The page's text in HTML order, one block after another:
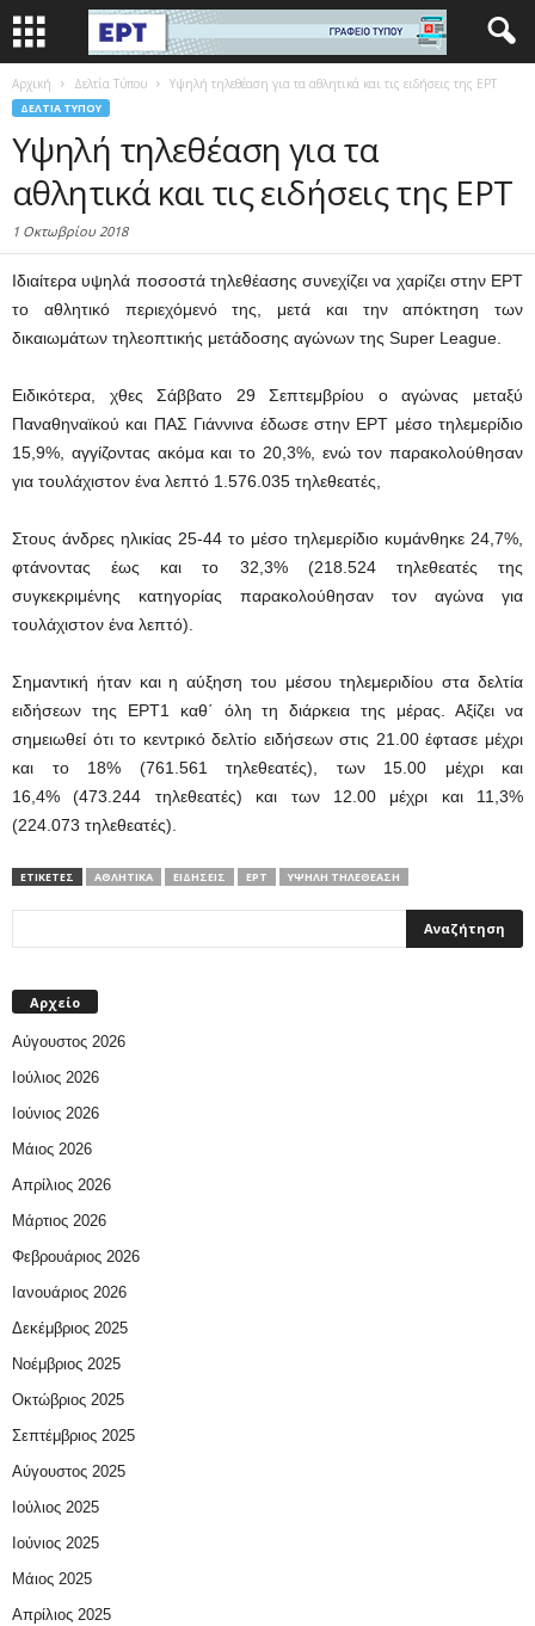
Αρχική Δελτία Τύπου Υψηλή τηλεθέαση για τα αθλητικά και τις ειδήσεις της ΕΡΤ
ΔΕΛΤΊΑ ΤΎΠΟΥ
Υψηλή τηλεθέαση για τα
αθλητικά και τις ειδήσεις της ΕΡΤ
1 Οκτωβρίου 2018
Ιδιαίτερα υψηλά ποσοστά τηλεθέασης συνεχίζει να χαρίζει στην ΕΡΤ
το αθλητικό περιεχόμενό της, μετά και την απόκτηση των
δικαιωμάτων τηλεοπτικής μετάδοσης αγώνων της Super League
Ειδικότερα, χθες Σάββατο 29 Σεπτεμβρίου ο αγώνας μεταξύ
Παναθηναϊκού και ΠΑΣ Γιάννινα έδωσε στην ΕΡΤ μέσο τηλεμερίδιο
15,9%, αγγίζοντας ακόμα και το 20,3%, ενώ τον παρακολούθησαν
για τουλάχιστον ένα λεπτό 1.576.035 τηλεθεατές,
Στους άνδρες ηλικίας 25-44 το μέσο τηλεμερίδιο κυμάνθηκε 24,7%,
φτάνοντας έως και το 32,3% (218.524 τηλεθεατές της
συγκεκριμένης κατηγορίας παρακολούθησαν τον αγώνα για
τουλάχιστον ένα λεπτό).
Σημαντική ήταν και η αύξηση του μέσου τηλεμεριδίου στα δελτία
ειδήσεων της ΕΡΤ1 καθ΄ όλη τη διάρκεια της μέρας. Αξίζει να
σημειωθεί ότι το κεντρικό δελτίο ειδήσεων στις 21.00 έφτασε μέχρι
και το 18% (761.561 τηλεθεατές), των 15.00 μέχρι και
16,4% (473.244 τηλεθεατές) και των 12.00 μέχρι και 11,3%
(224.073 τηλεθεατές).
ΕΤΙΚΕΤΕΣ ΑΘΛΗΤΙΚΆ ΕΙΔΗΣΕΙΣ ΕΡΤ ΥΨΗΛΗ ΤΗΛΕΘΕΑΣΗ
Αρχείο
Αύγουστος 2026
Ιούλιος 2026
Ιούνιος 2026
Μάιος 2026
Απρίλιος 2026
Μάρτιος 2026
Φεβρουάριος 2026
Ιανουάριος 2026
Δεκέμβριος 2025
Νοέμβριος 2025
Οκτώβριος 2025
Σεπτέμβριος 2025
Αύγουστος 2025
Ιούλιος 2025
Ιούνιος 2025
Μάιος 2025
Απρίλιος 2025